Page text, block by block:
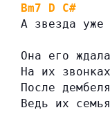
Bm7
D
C#
А звезда уже
Она его
На их
После
Ведь их